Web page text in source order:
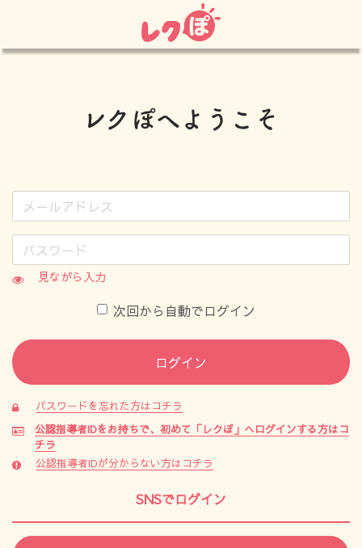
見ながら入力
次回から自動でログイン
ログイン
パスワードを忘れた方はコチラ
公認指導者IDをお持ちで、初めて「レクぽ」へログインする方はコ
チラ
公認指導者IDが分からない方はコチラ
SNSでログイン